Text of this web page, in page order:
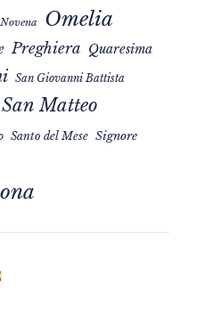
Novena Omelia
Preghiera Quaresima
San Giovanni Battista
San Matteo
Santo del Mese Signore